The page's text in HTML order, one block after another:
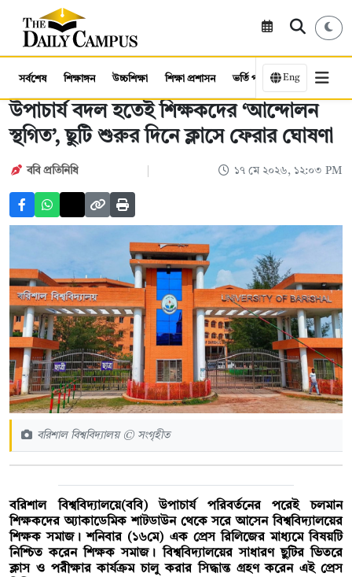
সর্বশেষ শিক্ষাঙ্গন উচ্চশিক্ষা শিক্ষা প্রশাসন ভর্তি পরীক্ষা কর্মসংস্থান
Eng
উপাচার্য বদল হতেই শিক্ষকদের ‘আন্দোলন
স্থগিত’, ছুটি শুরুর দিনে ক্লাসে ফেরার ঘোষণা
ববি প্রতিনিধি ১৭ মে ২০২৬, ১২:০৩ PM
বরিশাল বিশ্ববিদ্যালয় © সংগৃহীত
বরিশাল বিশ্ববিদ্যালয়ে(ববি) উপাচার্য পরিবর্তনের পরেই চলমান
শিক্ষকদের অ্যাকাডেমিক শাটডাউন থেকে সরে আসেন বিশ্ববিদ্যালয়ের
শিক্ষক সমাজ। শনিবার (১৬মে) এক প্রেস রিলিজের মাধ্যমে বিষয়টি
নিশ্চিত করেন শিক্ষক সমাজ। বিশ্ববিদ্যালয়ের সাধারণ ছুটির ভিতরে
ক্লাস ও পরীক্ষার কার্যক্রম চালু করার সিদ্ধান্ত গ্রহণ করেন এই প্রেস